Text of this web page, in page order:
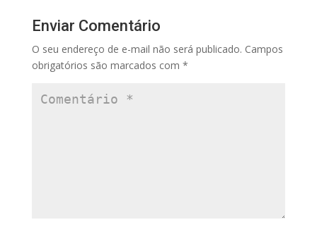
Enviar Comentário
O seu endereço de e-mail não será publicado. Campos
obrigatórios são marcados com *